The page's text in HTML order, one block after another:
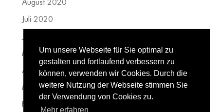
August 2020
Juli 2020
Mai 2020
April 2020
März 2020
Februar 2020
Um unsere Webseite für Sie optimal zu
gestalten und fortlaufend verbessern zu
können, verwenden wir Cookies. Durch die
weitere Nutzung der Webseite stimmen Sie
der Verwendung von Cookies zu.
Mehr erfahren